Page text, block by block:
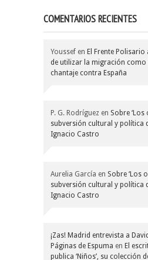
COMENTARIOS RECIENTES
Youssef en El Frente
de utilizar la migración
chantaje contra España
P. G. Rodríguez en Sobre
subversión cultural y política
Ignacio Castro
Aurelia García en Sobre ‘Los
subversión cultural y política
Ignacio Castro
¡Zas! Madrid entrevista a
Páginas de Espuma en El
publica ‘Niños’, su colección